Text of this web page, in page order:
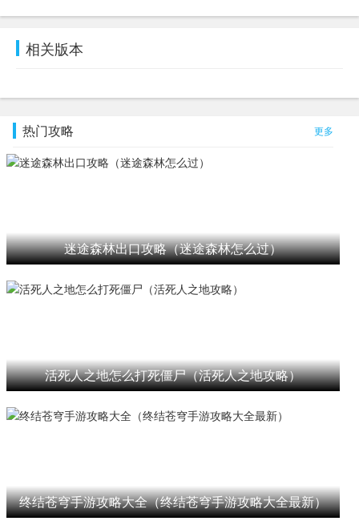
相关版本
热门攻略 更多
迷途森林出口攻略（迷途森林怎么过）
活死人之地怎么打死僵尸（活死人之地攻略）
终结苍穹手游攻略大全（终结苍穹手游攻略大全最新）